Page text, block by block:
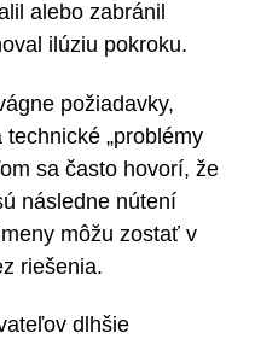
alebo zabránil
ilúziu pokroku.
požiadavky,
„problémy
sa často hovorí, že
následne nútení
môžu zostať v
riešenia.
dlhšie